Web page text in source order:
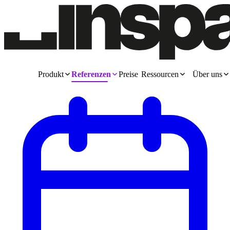
Produkt Referenzen Preise Ressourcen Über uns